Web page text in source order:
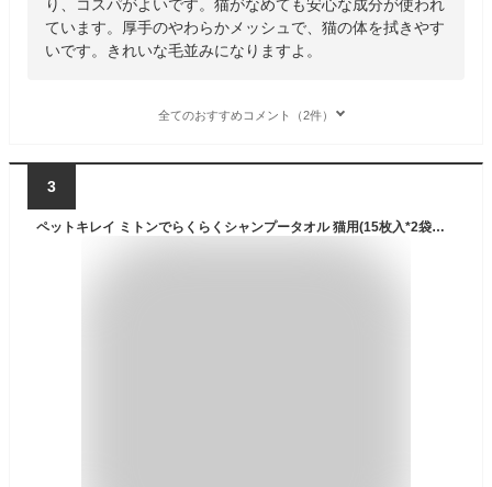
り、コスパがよいです。猫がなめても安心な成分が使われ
ています。厚手のやわらかメッシュで、猫の体を拭きやす
いです。きれいな毛並みになりますよ。
全てのおすすめコメント（2件）
3
ペットキレイ ミトンでらくらくシャンプータオル 猫用(15枚入*2袋セット)【dl_2206sstwen】【ペットキレイ】